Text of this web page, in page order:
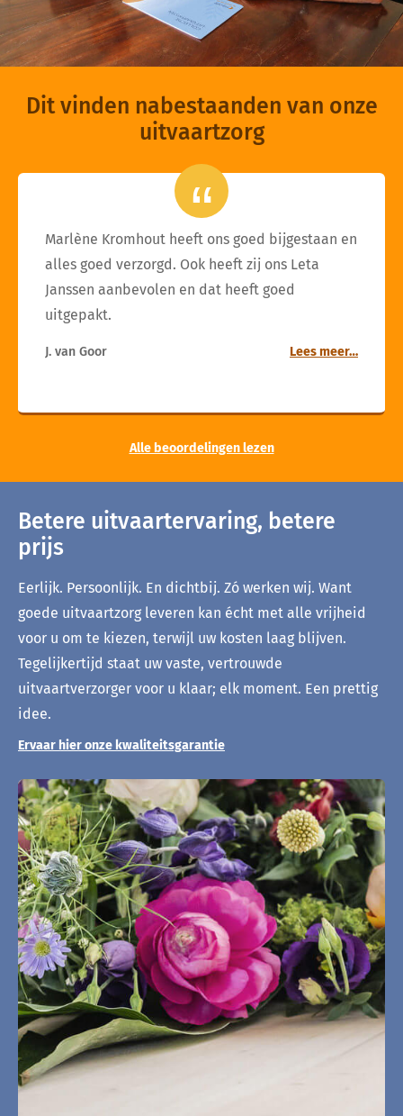
Dit vinden nabestaanden van onze
uitvaartzorg
Marlène Kromhout heeft ons goed bijgestaan en
alles goed verzorgd. Ook heeft zij ons Leta
Janssen aanbevolen en dat heeft goed
uitgepakt.
J. van Goor Lees meer…
Alle beoordelingen lezen
Betere uitvaartervaring, betere
prijs
Eerlijk. Persoonlijk. En dichtbij. Zó werken wij. Want
goede uitvaartzorg leveren kan écht met alle vrijheid
voor u om te kiezen, terwijl uw kosten laag blijven.
Tegelijkertijd staat uw vaste, vertrouwde
uitvaartverzorger voor u klaar; elk moment. Een prettig
idee.
Ervaar hier onze kwaliteitsgarantie